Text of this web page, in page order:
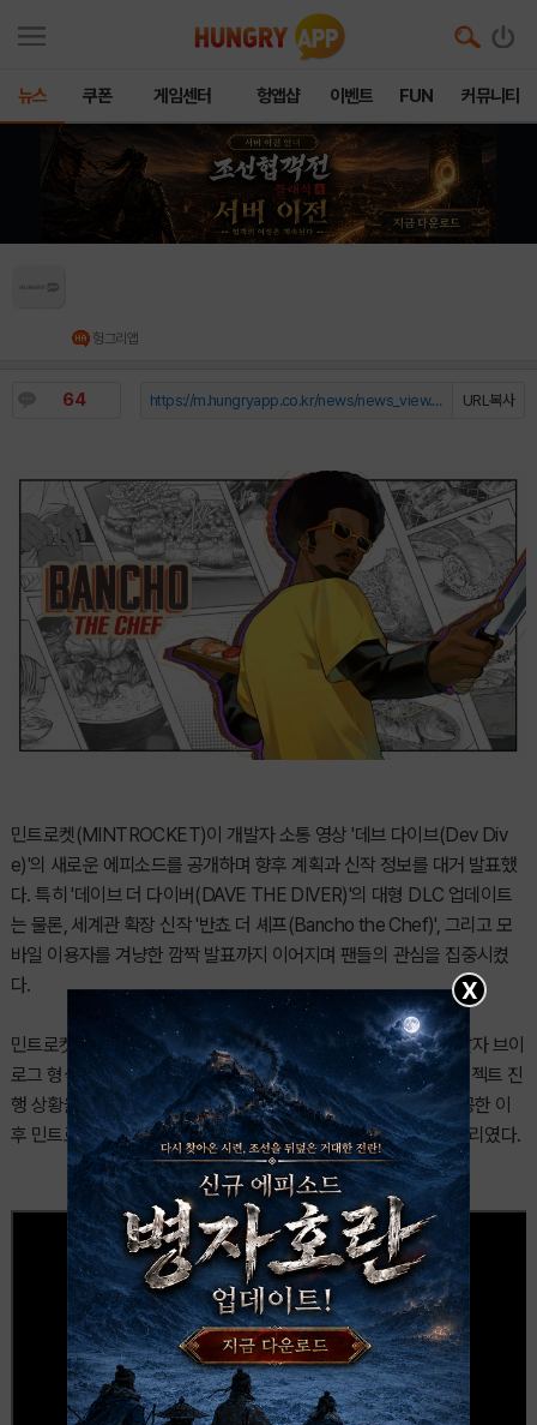
뉴스 쿠폰 게임센터 헝앱샵 이벤트 FUN 커뮤니티
헝그리앱
64 URL복사
https://m.hungryapp.co.kr/news/news_view.php?durl=YmNvZGU9b...
민트로켓(MINTROCKET)이 개발자 소통 영상 '데브 다이브(Dev Div
e)'의 새로운 에피소드를 공개하며 향후 계획과 신작 정보를 대거 발표했
다. 특히 '데이브 더 다이버(DAVE THE DIVER)'의 대형 DLC 업데이트
는 물론, 세계관 확장 신작 '반쵸 더 셰프(Bancho the Chef)', 그리고 모
바일 이용자를 겨냥한 깜짝 발표까지 이어지며 팬들의 관심을 집중시켰
다.
민트로켓은 6월 11일(현지 기준), 자사의 최신 소식을 전하는 개발자 브이
로그 형식의 행사 '데브 다이브'를 통해 다양한 신규 콘텐츠와 프로젝트 진
행 상황을 공개했다. '데이브 더 다이버'를 통해 글로벌 흥행에 성공한 이
후 민트로켓이 어떤 방향으로 IP를 확장해 나갈지 엿볼 수 있는 자리였다.
X